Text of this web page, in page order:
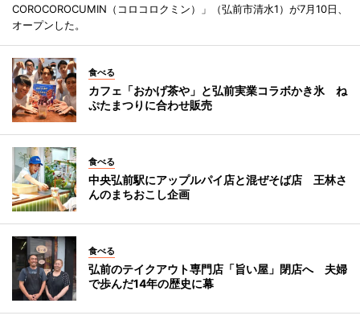
COROCOROCUMIN（コロコロクミン）」（弘前市清水1）が7月10日、
オープンした。
食べる
カフェ「おかげ茶や」と弘前実業コラボかき氷 ね
ぷたまつりに合わせ販売
食べる
中央弘前駅にアップルパイ店と混ぜそば店 王林さ
んのまちおこし企画
食べる
弘前のテイクアウト専門店「旨い屋」閉店へ 夫婦
で歩んだ14年の歴史に幕